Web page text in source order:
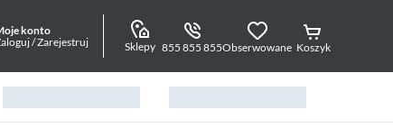
konto
/ Zarejestruj
Sklepy 855 855 855Obserwowane Koszyk